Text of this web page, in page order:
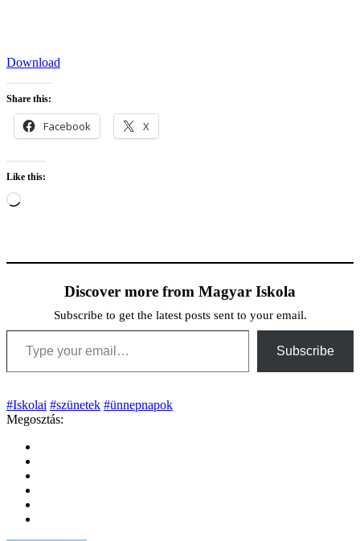
Download
Share this:
Facebook X
Like this:
Loading…
Discover more from Magyar Iskola
Subscribe to get the latest posts sent to your email.
Type your email…
Subscribe
#Iskolai #szünetek #ünnepnapok
Megosztás: